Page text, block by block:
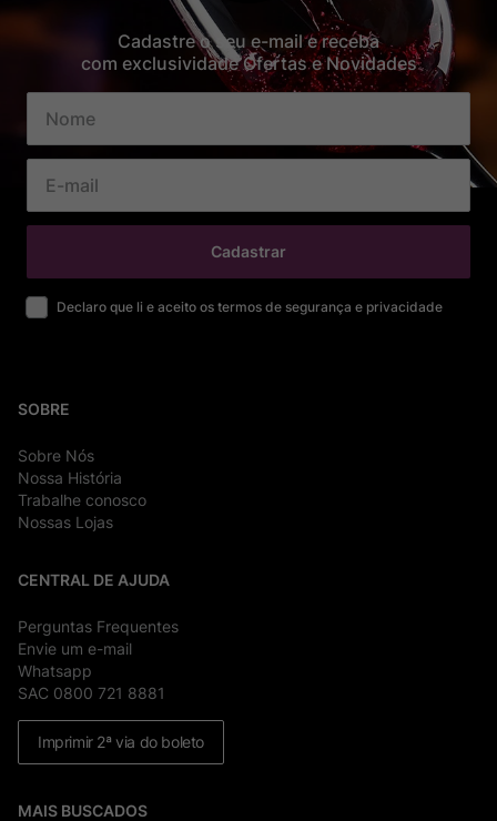
Cadastre o seu e-mail e receba
com exclusividade Ofertas e Novidades
Cadastrar
Declaro que li e aceito os termos de segurança e privacidade
SOBRE
Sobre Nós
Nossa História
Trabalhe conosco
Nossas Lojas
CENTRAL DE AJUDA
Perguntas Frequentes
Envie um e-mail
Whatsapp
SAC 0800 721 8881
Imprimir 2ª via do boleto
MAIS BUSCADOS